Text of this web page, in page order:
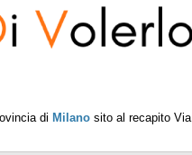
di Milano sito al recapito Via